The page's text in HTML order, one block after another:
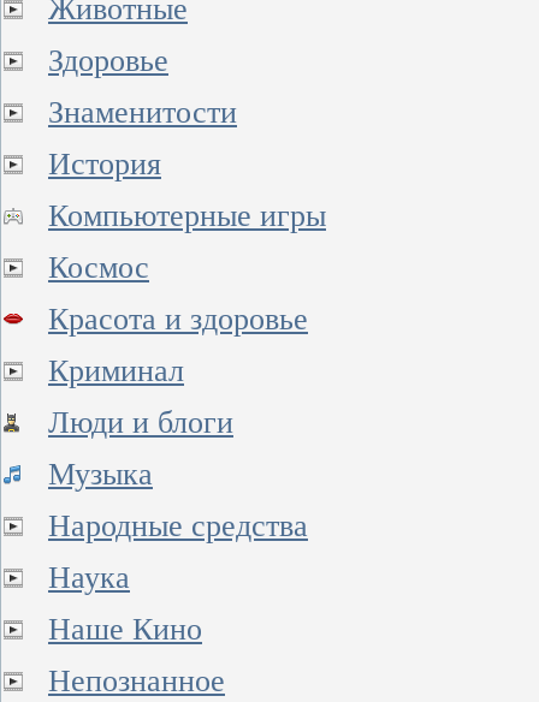
Животные
Здоровье
Знаменитости
История
Компьютерные игры
Космос
Красота и здоровье
Криминал
Люди и блоги
Музыка
Народные средства
Наука
Наше Кино
Непознанное